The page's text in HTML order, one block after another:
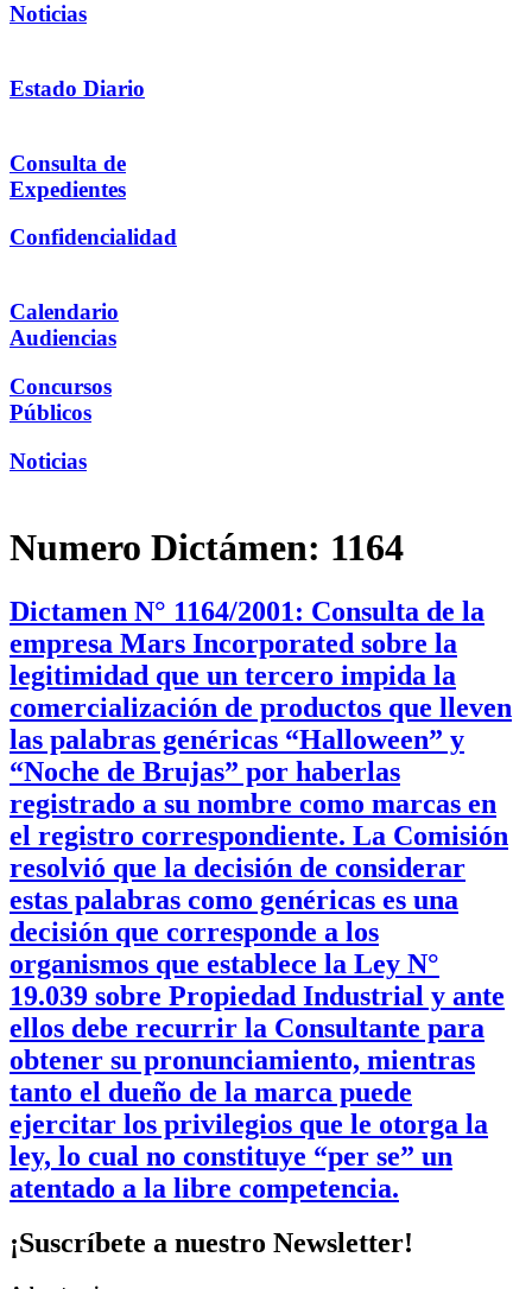
Noticias
Estado Diario
Consulta de
Expedientes
Confidencialidad
Calendario
Audiencias
Concursos
Públicos
Noticias
Numero Dictámen: 1164
Dictamen N° 1164/2001: Consulta de la
empresa Mars Incorporated sobre la
legitimidad que un tercero impida la
comercialización de productos que lleven
las palabras genéricas “Halloween” y
“Noche de Brujas” por haberlas
registrado a su nombre como marcas en
el registro correspondiente. La Comisión
resolvió que la decisión de considerar
estas palabras como genéricas es una
decisión que corresponde a los
organismos que establece la Ley N°
19.039 sobre Propiedad Industrial y ante
ellos debe recurrir la Consultante para
obtener su pronunciamiento, mientras
tanto el dueño de la marca puede
ejercitar los privilegios que le otorga la
ley, lo cual no constituye “per se” un
atentado a la libre competencia.
¡Suscríbete a nuestro Newsletter!